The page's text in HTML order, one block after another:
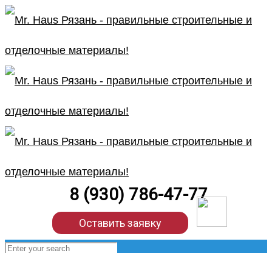
8 (930) 786-47-77
Оставить заявку